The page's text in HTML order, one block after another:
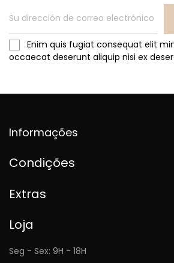
Enim quis fugiat consequat elit
occaecat deserunt aliquip nisi ex
Informações
Condições
Extras
Loja
Seg - Sex: 9H - 18H